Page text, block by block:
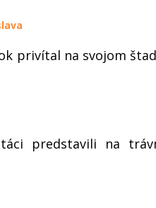
privítal na svojom
predstavili na